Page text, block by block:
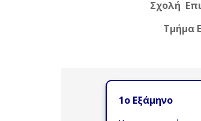
Σχολή
Τμήμα
1ο Εξάμηνο